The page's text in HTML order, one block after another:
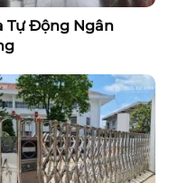
Tự Động Ngân